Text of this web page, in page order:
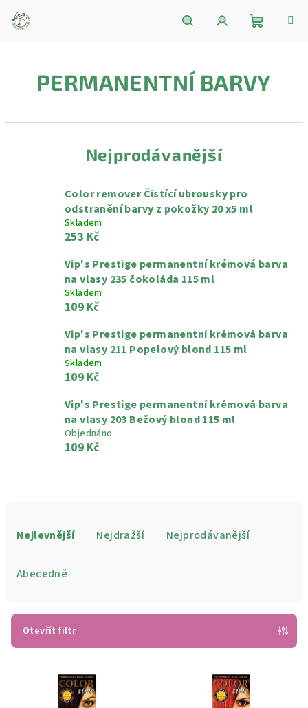
obsah
košík
PERMANENTNÍ BARVY
Nejprodávanější
Color remover Čistící ubrousky pro
odstranění barvy z pokožky 20 x5 ml
Skladem
253 Kč
Vip's Prestige permanentní krémová barva
na vlasy 235 čokoláda 115 ml
Skladem
109 Kč
Vip's Prestige permanentní krémová barva
na vlasy 211 Popelový blond 115 ml
Skladem
109 Kč
Vip's Prestige permanentní krémová barva
na vlasy 203 Bežový blond 115 ml
Objednáno
109 Kč
r
Nejlevnější Nejdražší Nejprodávanější
Abecedně
Otevřít filtr